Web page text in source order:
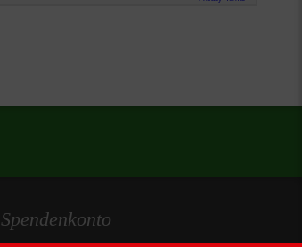
Spendenkonto